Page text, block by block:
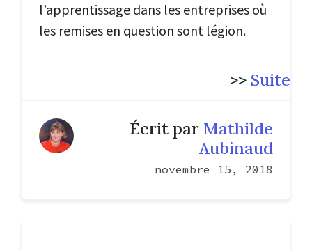
l’apprentissage dans les entreprises où
les remises en question sont légion.
>> Suite
Écrit par Mathilde
Aubinaud
novembre 15, 2018